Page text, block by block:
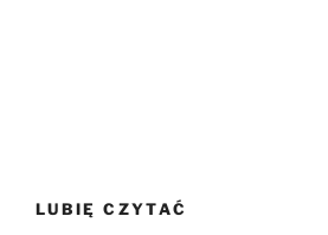
LUBIĘ CZYTAĆ